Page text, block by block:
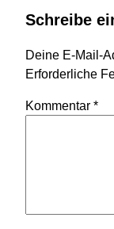
Schreibe
Deine E-Mail-
Erforderliche
Kommentar *